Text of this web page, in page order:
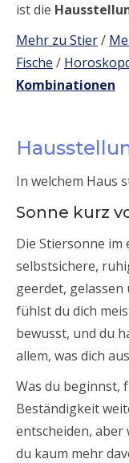
ist die
Mehr zu Stier/
Fische /
Kombinationen
In welchem Haus
Sonne kurz
Die Stiersonne im
selbstsichere,
geerdet, gelassen
fühlst du dich
bewusst, und du
allem, was dich
Was du beginnst,
Beständigkeit
entscheiden,
du kaum mehr